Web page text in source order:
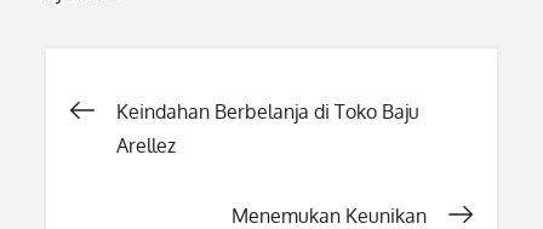
Post
Keindahan Berbelanja di Toko Baju
Arellez
Menemukan Keunikan